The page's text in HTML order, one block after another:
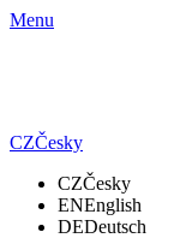
Menu
CZČesky
CZČesky
ENEnglish
DEDeutsch